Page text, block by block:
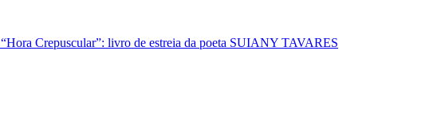
“Hora Crepuscular”: livro de estreia da poeta SUIANY TAVARES